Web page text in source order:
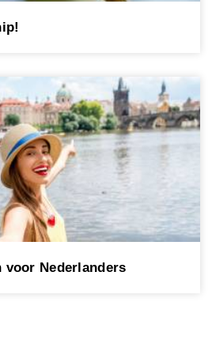
voor Nederlanders